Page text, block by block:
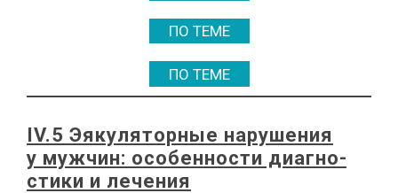
ПО ТЕМЕ
ПО ТЕМЕ
IV.5 Эяку­ля­тор­ные на­ру­ше­ния
у муж­чин: осо­бен­но­сти ди­а­гно­
сти­ки и ле­че­ния